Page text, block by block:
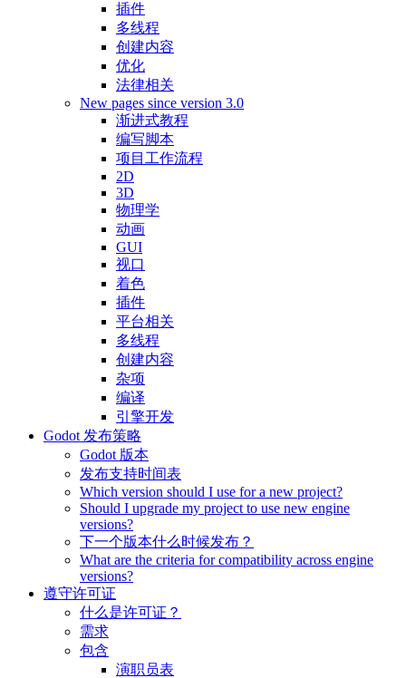
插件
多线程
创建内容
优化
法律相关
New pages since version 3.0
渐进式教程
编写脚本
项目工作流程
2D
3D
物理学
动画
GUI
视口
着色
插件
平台相关
多线程
创建内容
杂项
编译
引擎开发
Godot 发布策略
Godot 版本
发布支持时间表
Which version should I use for a new project?
Should I upgrade my project to use new engine
versions?
下一个版本什么时候发布？
What are the criteria for compatibility across engine
versions?
遵守许可证
什么是许可证？
需求
包含
演职员表